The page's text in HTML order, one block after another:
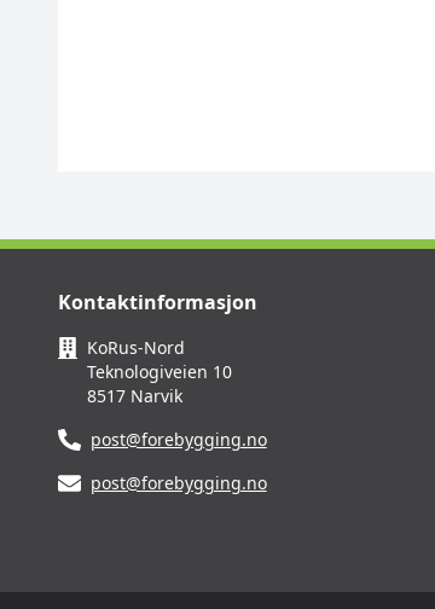
Kontaktinformasjon
KoRus-Nord
Teknologiveien 10
8517 Narvik
post@forebygging.no
post@forebygging.no